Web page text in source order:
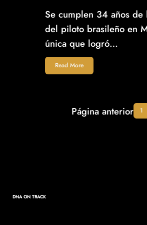
Se cumplen 34 años de
del piloto brasileño en
única que logró…
Read More
Página anterior 1
DNA ON TRACK